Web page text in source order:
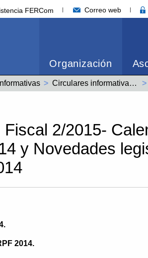
FERCom Correo web
Organización
Circulares informativas año 2015
2/2015-
y Novedades
2014.